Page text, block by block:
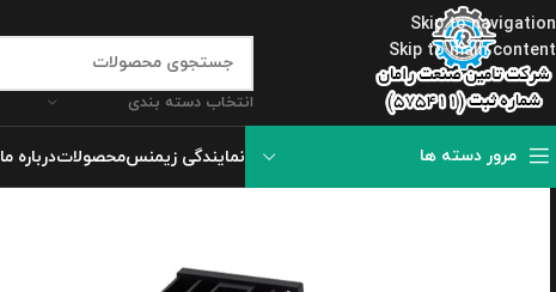
Skip to navigation
Skip to main content
انتخاب دسته بندی
مرور دسته ها نمایندگی زیمنسمحصولاتدرباره ما